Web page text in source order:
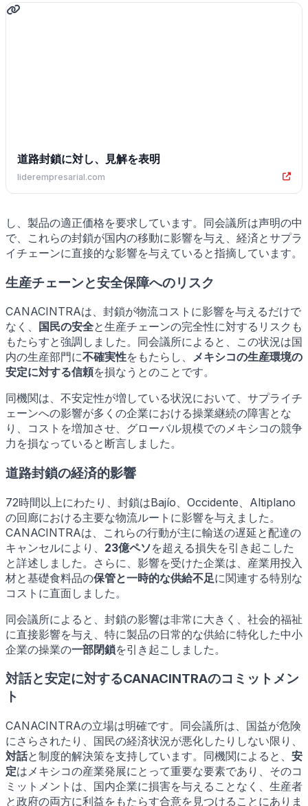
道路封鎖に対し、見解を表明
liderempresarial.com
し、製品の適正価格を要求しています。同会議所は声明の中
で、これらの封鎖が国内の移動に影響を与え、経済とサプラ
イチェーンに直接的な影響を与えていると指摘しています。
生産チェーンと安全保障へのリスク
CANACINTRAは、封鎖が物流コストに影響を与えるだけで
なく、
国民の安全と生産チェーンの完全性に対するリスクも
もたらすと強調しました。同会議所によると、この状況は国
内の生産部門に不確実性をもたらし、 メキシコの生産環境の
安定に対する信頼を損なうとのことです。
同機関は、不安定性が増している状況において、サプライチ
ェーンへの影響が多くの企業における操業継続の障害とな
り、コストを増加させ、グローバル規模でのメキシコの競争
力を損なっていると断言しました。
道路封鎖の経済的影響
72時間以上にわたり、封鎖はBajío、Occidente、Altiplano
の回廊における主要な物流ルートに影響を与えました。
CANACINTRAは、これらの行動が主に輸送の遅延と配達の
キャンセルにより、 23億ペソを超える損失を引き起こした
と詳述しました。さらに、影響を受けた企業は、産業用投入
材と基礎食料品の保管と一時的な供給不足に関連する特別な
コストに直面しました。
同会議所によると、封鎖の影響は非常に大きく、社会的福祉
に直接影響を与え、特に製品の日常的な供給に特化した中小
企業の操業の一部閉鎖を引き起こしました。
対話と安定に対するCANACINTRAのコミットメン
ト
CANACINTRAの立場は明確です。同会議所は、国益が危険
にさらされたり、国民の経済状況が悪化したりしない限り、
対話と制度的解決策を支持しています。同機関によると、 安
定はメキシコの産業発展にとって重要な要素であり、そのコ
ミットメントは、国内企業に損害を与えることなく、生産者
と政府の両方に利益をもたらす合意を見つけることにありま